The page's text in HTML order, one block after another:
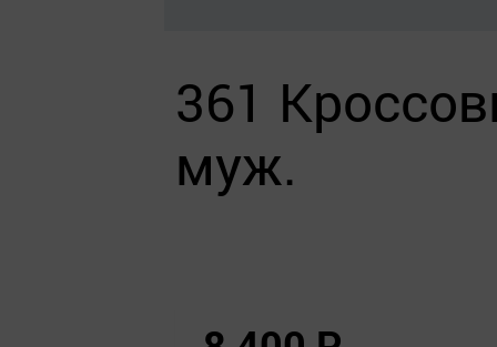
361
муж.